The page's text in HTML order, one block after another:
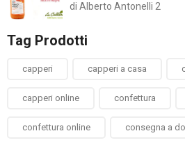
Valutato5su
di Alberto Antonelli 2
Tag Prodotti
capperi capperi a casa
capperi online confettura
confettura online consegna a